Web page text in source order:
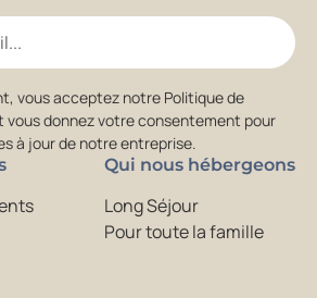
Qui nous hébergeons
Long Séjour
Pour toute la famille
vous acceptez notre Politique de
donnez votre consentement pour
à jour de notre entreprise.